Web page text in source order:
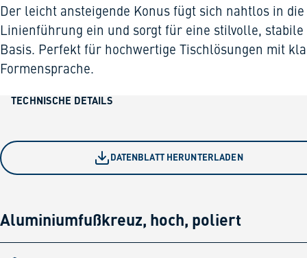
Der leicht ansteigende Konus fügt sich nahtlos in die
Linienführung ein und sorgt für eine stilvolle, stabile
Basis. Perfekt für hochwertige Tischlösungen mit
Formensprache.
TECHNISCHE DETAILS
DATENBLATT HERUNTERLADEN
Aluminiumfußkreuz, hoch, poliert